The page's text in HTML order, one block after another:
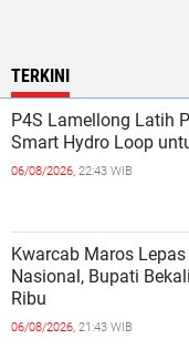
TERKINI
P4S Lamellong Latih
Smart Hydro Loop
06/08/2026, 22:43 WIB
Kwarcab Maros
Nasional, Bupati
Ribu
06/08/2026, 21:43 WIB